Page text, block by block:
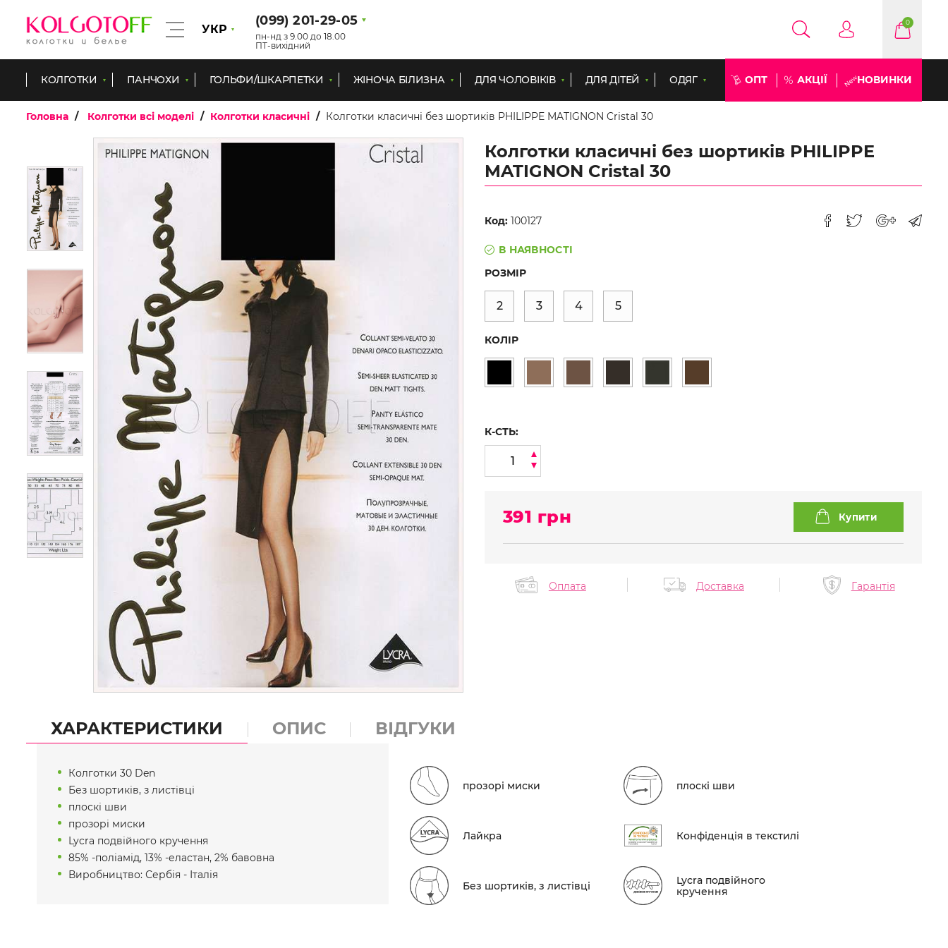
УКР
(099) 201-29-05
пн-нд з 9.00 до 18.00
ПТ-вихідний
0
КОЛГОТКИ ПАНЧОХИ ГОЛЬФИ/ШКАРПЕТКИ ЖІНОЧА БІЛИЗНА ДЛЯ ЧОЛОВІКІВ ДЛЯ ДІТЕЙ ОДЯГ ОПТ АКЦІЇ НОВИНКИ
Головна Колготки всі моделі Колготки класичні Колготки класичні без шортиків PHILIPPE MATIGNON Cristal 30
Колготки класичні без шортиків PHILIPPE
MATIGNON Cristal 30
Код: 100127
В НАЯВНОСТІ
РОЗМІР
2 3 4 5
КОЛІР
К-СТЬ:
391 грн
Оплата Доставка Гарантія
ХАРАКТЕРИСТИКИ ОПИС ВІДГУКИ
Колготки 30 Den
Без шортиків, з листівці
плоскі шви
прозорі миски
Lycra подвійного кручення
85% -поліамід, 13% -еластан, 2% бавовна
Виробництво: Сербія - Італія
прозорі миски плоскі шви
Лайкра Конфіденція в текстилі
Без шортиків, з листівці
Lycra подвійного
кручення